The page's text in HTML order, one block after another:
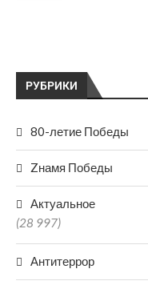
РУБРИКИ
80-летие Победы
Zнамя Победы
Актуальное
(28 997)
Антитеррор